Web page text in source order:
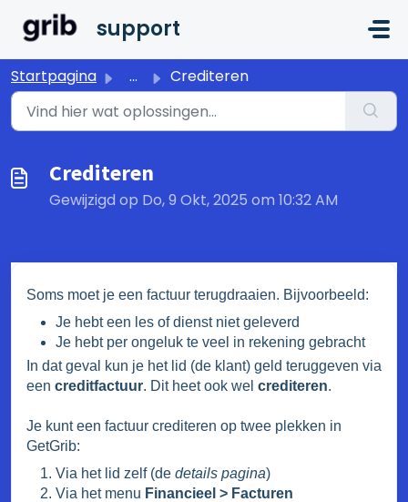
support
Startpagina ... Crediteren
Crediteren
Gewijzigd op Do, 9 Okt, 2025 om 10:32 AM
Soms moet je een factuur terugdraaien. Bijvoorbeeld:
Je hebt een les of dienst niet geleverd
Je hebt per ongeluk te veel in rekening gebracht
In dat geval kun je het lid (de klant) geld teruggeven via
een creditfactuur. Dit heet ook wel crediteren.
Je kunt een factuur crediteren op twee plekken in
GetGrib:
Via het lid zelf (de details pagina)
Via het menu Financieel > Facturen